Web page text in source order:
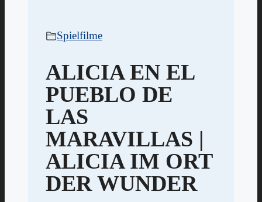
Spielfilme
ALICIA EN EL
PUEBLO DE
LAS
MARAVILLAS |
ALICIA IM ORT
DER WUNDER